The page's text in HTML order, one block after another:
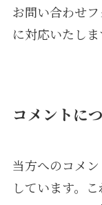
お問い合わせ
に対応いたしま
コメントに
当方へのコメ
しています。